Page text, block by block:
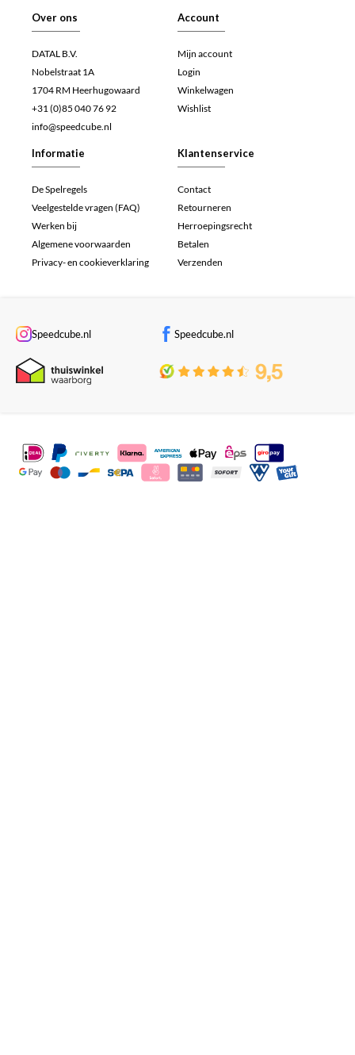
Over ons
DATAL B.V.
Nobelstraat 1A
1704 RM Heerhugowaard
+31 (0)85 040 76 92
info@speedcube.nl
Account
Mijn account
Login
Winkelwagen
Wishlist
Informatie
De Spelregels
Veelgestelde vragen (FAQ)
Werken bij
Algemene voorwaarden
Privacy- en cookieverklaring
Klantenservice
Contact
Retourneren
Herroepingsrecht
Betalen
Verzenden
Speedcube.nl Speedcube.nl